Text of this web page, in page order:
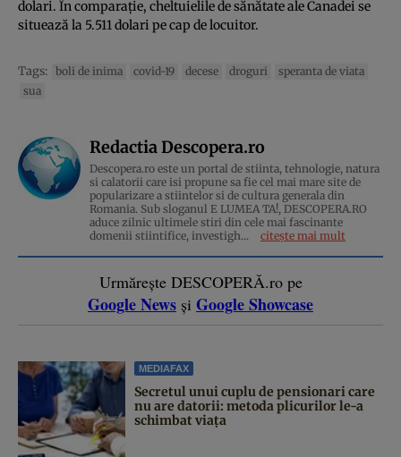
dolari. În comparație, cheltuielile de sănătate ale Canadei se
situează la 5.511 dolari pe cap de locuitor.
Tags: boli de inima covid-19 decese droguri
speranta de viata
sua
Redactia Descopera.ro
Descopera.ro este un portal de stiinta, tehnologie, natura
si calatorii care isi propune sa fie cel mai mare site de
popularizare a stiintelor si de cultura generala din
Romania. Sub sloganul E LUMEA TA!, DESCOPERA.RO
aduce zilnic ultimele stiri din cele mai fascinante
domenii stiintifice, investigh...
citește mai mult
Urmărește DESCOPERĂ.ro pe
Google News și Google Showcase
MEDIAFAX
Secretul unui cuplu de pensionari care
nu are datorii: metoda plicurilor le-a
schimbat viața